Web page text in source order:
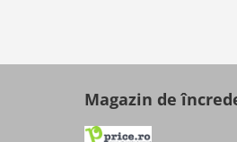
Magazin de